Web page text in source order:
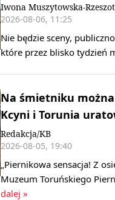
Iwona Muszytowska-
2026-08-06, 11:25
Nie będzie sceny,
które przez blisko tydzień
Na śmietniku
Kcyni i Torunia
Redakcja/KB
2026-08-05, 19:40
„Piernikowa sensacja! Z
Muzeum Toruńskiego
dalej »